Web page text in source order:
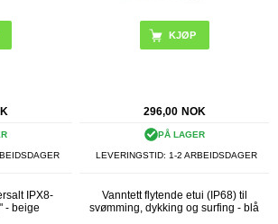
296,00 NOK
PÅ LAGER
LEVERINGSTID: 1-2 ARBEIDSDAGER
IPX8-
- beige
Vanntett flytende etui (IP68) til
svømming, dykking og surfing - blå